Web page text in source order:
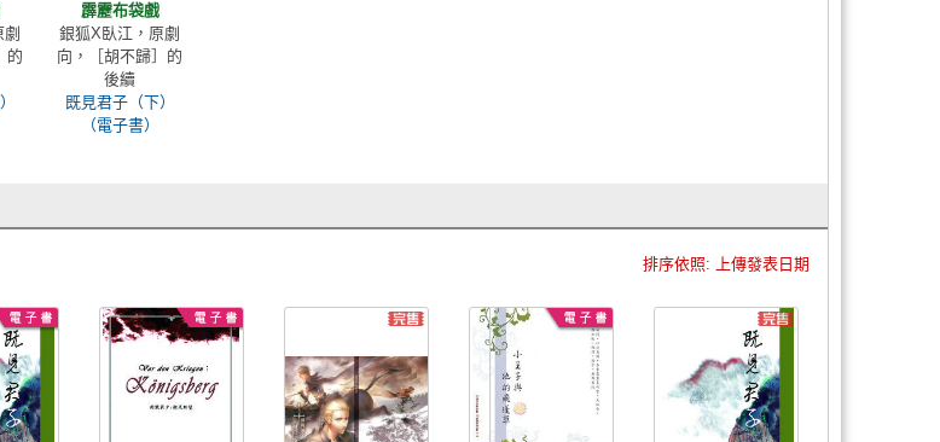
的
霹靂布袋戲
銀狐X臥江，原劇
向，［胡不歸］的
後續
既見君子（下）
（電子書）
排序依照: 上傳發表日期